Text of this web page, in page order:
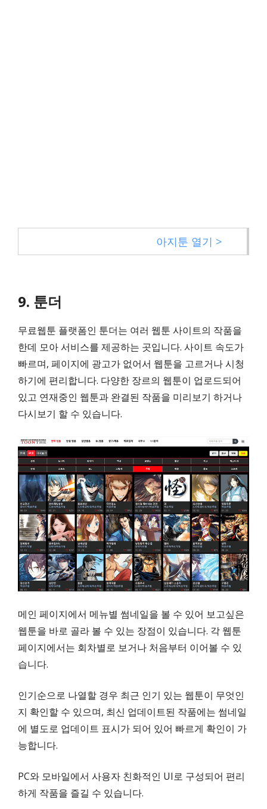
아지툰 열기 >
9. 툰더
무료웹툰 플랫폼인 툰더는 여러 웹툰 사이트의 작품을
한데 모아 서비스를 제공하는 곳입니다. 사이트 속도가
빠르며, 페이지에 광고가 없어서 웹툰을 고르거나 시청
하기에 편리합니다. 다양한 장르의 웹툰이 업로드되어
있고 연재중인 웹툰과 완결된 작품을 미리보기 하거나
다시보기 할 수 있습니다.
메인 페이지에서 메뉴별 썸네일을 볼 수 있어 보고싶은
웹툰을 바로 골라 볼 수 있는 장점이 있습니다. 각 웹툰
페이지에서는 회차별로 보거나 처음부터 이어볼 수 있
습니다.
인기순으로 나열할 경우 최근 인기 있는 웹툰이 무엇인
지 확인할 수 있으며, 최신 업데이트된 작품에는 썸네일
에 별도로 업데이트 표시가 되어 있어 빠르게 확인이 가
능합니다.
PC와 모바일에서 사용자 친화적인 UI로 구성되어 편리
하게 작품을 즐길 수 있습니다.